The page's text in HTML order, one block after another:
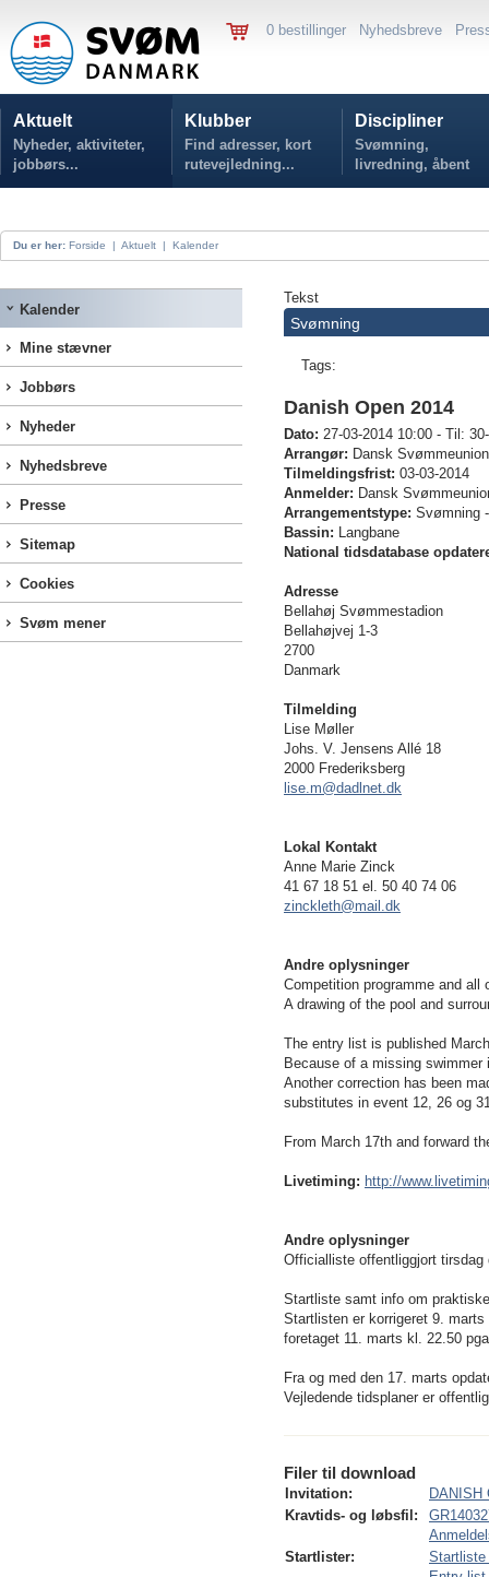
0 bestillinger Nyhedsbreve
Aktuelt
Nyheder, aktiviteter,
jobbørs...
Klubber
Find adresser, kort
rutevejledning...
Discipliner
Svømning,
livredning, åbent
vand...
Du er her: Forside | Aktuelt | Kalender
Kalender
Mine stævner
Jobbørs
Nyheder
Nyhedsbreve
Presse
Sitemap
Cookies
Svøm mener
Tekst
Svømning
Tags:
Danish Open 2014
Dato: 27-03-2014 10:00 - Til:
Arrangør: Dansk Svømmeunion
Tilmeldingsfrist: 03-03-2014
Anmelder: Dansk
Arrangementstype: Svømning
Bassin: Langbane
National tidsdatabase
Adresse
Bellahøj Svømmestadion
Bellahøjvej 1-3
2700
Danmark
Tilmelding
Lise Møller
Johs. V. Jensens Allé 18
2000 Frederiksberg
lise.m@dadlnet.dk
Lokal Kontakt
Anne Marie Zinck
41 67 18 51 el. 50 40 74 06
zinckleth@mail.dk
Andre oplysninger
Competition programme and all
A drawing of the pool and
The entry list is published
Because of a missing
Another correction has been
substitutes in event 12, 26 og
From March 17th and forward
Livetiming: http://
Andre oplysninger
Officialliste offentliggjort
Startliste samt info om
Startlisten er korrigeret 9.
foretaget 11. marts kl. 22.50
Fra og med den 17. marts
Vejledende tidsplaner er
Filer til download
Invitation:
DANISH
Kravtids- og løbsfil:
Startlister: